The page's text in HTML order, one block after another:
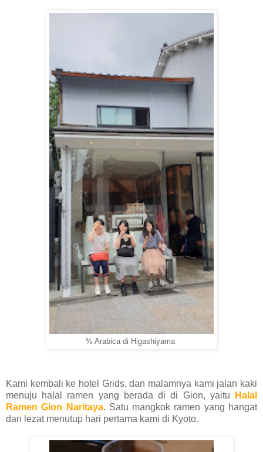
% Arabica di Higashiyama
Kami kembali ke hotel Grids, dan malamnya kami jalan kaki
menuju halal ramen yang berada di di Gion, yaitu
Halal
Ramen Gion Naritaya. Satu mangkok ramen yang hangat
dan lezat menutup hari pertama kami di Kyoto.